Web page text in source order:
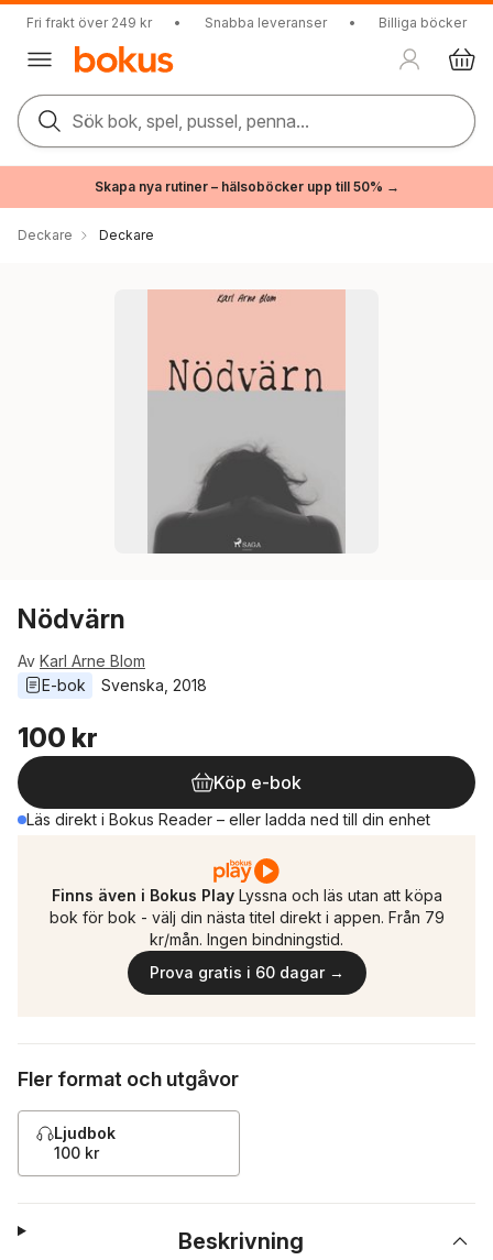
Fri frakt över 249 kr • Snabba leveranser • Billiga böcker
Sök bok, spel, pussel, penna...
Skapa nya rutiner – hälsoböcker upp till 50% →
Deckare Deckare
Nödvärn
Av Karl Arne Blom
E-bok
Svenska 2018
100 kr
Köp e-bok
Läs direkt i Bokus Reader – eller ladda ned till din enhet
Finns även i Bokus Play Lyssna och läs utan att köpa
bok för bok - välj din nästa titel direkt i appen. Från 79
kr/mån. Ingen bindningstid.
Prova gratis i 60 dagar →
Fler format och utgåvor
Ljudbok
100 kr
Beskrivning